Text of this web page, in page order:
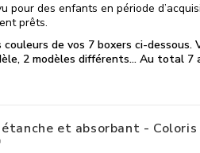
pour des enfants en période
prêts.
couleurs de vos 7 boxers ci-dessous.
2 modèles différents… Au total 7
et absorbant - Coloris